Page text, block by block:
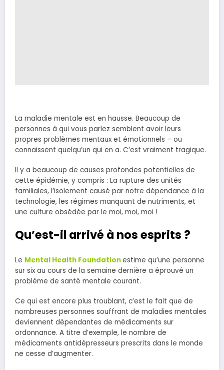
La maladie mentale est en hausse. Beaucoup de
personnes à qui vous parlez semblent avoir leurs
propres problèmes mentaux et émotionnels – ou
connaissent quelqu’un qui en a. C’est vraiment tragique.
Il y a beaucoup de causes profondes potentielles de
cette épidémie, y compris : La rupture des unités
familiales, l’isolement causé par notre dépendance à la
technologie, les régimes manquant de nutriments, et
une culture obsédée par le moi, moi, moi !
Qu’est-il arrivé à nos esprits ?
Le Mental Health Foundationestime qu’une personne
sur six au cours de la semaine dernière a éprouvé un
problème de santé mentale courant.
Ce qui est encore plus troublant, c’est le fait que de
nombreuses personnes souffrant de maladies mentales
deviennent dépendantes de médicaments sur
ordonnance. A titre d’exemple, le nombre de
médicaments antidépresseurs prescrits dans le monde
ne cesse d’augmenter.